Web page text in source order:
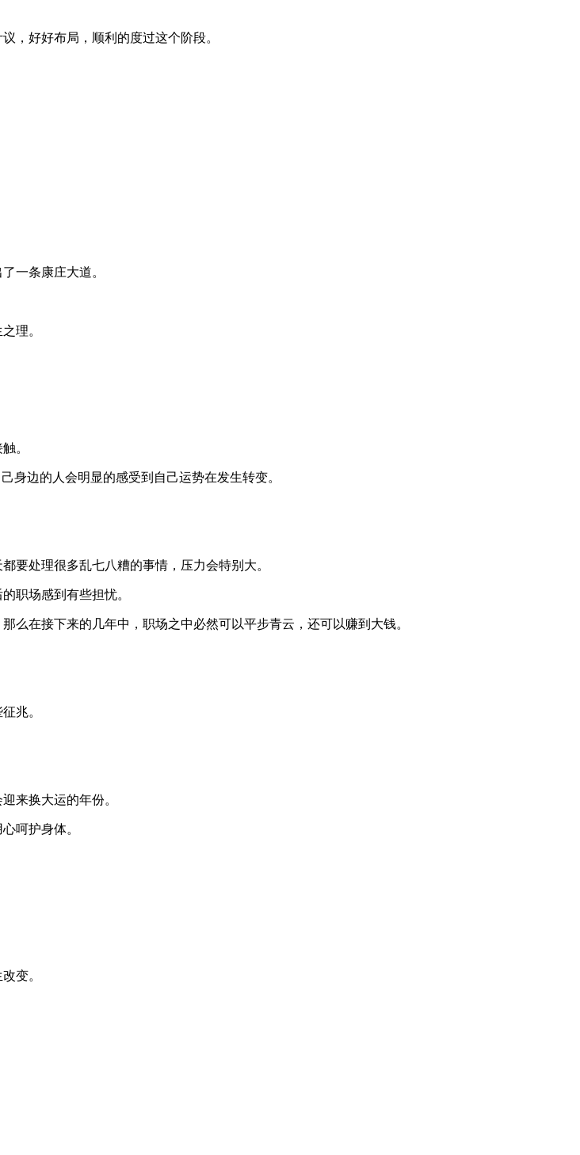
，好好布局，顺利的度过这个阶段。
一条康庄大道。
理。
。
身边的人会明显的感受到自己运势在发生转变。
要处理很多乱七八糟的事情，压力会特别大。
职场感到有些担忧。
么在接下来的几年中，职场之中必然可以平步青云，还可以赚到大钱。
兆。
来换大运的年份。
呵护身体。
变。